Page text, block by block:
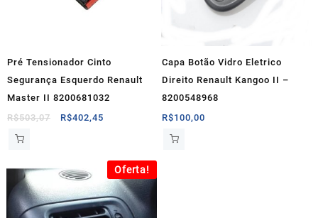
Pré Tensionador Cinto
Segurança Esquerdo Renault
Master II 8200681032
R$503,07
O
R$503,07.
R$402,45
é:
R$402,45.
Capa Botão Vidro Eletrico
Direito Renault Kangoo II –
8200548968
R$100,00
Oferta!